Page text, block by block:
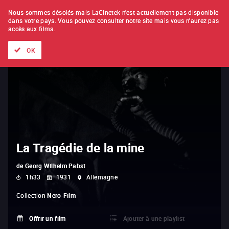
À L'UNITÉ ABONNEMENT
La Tragédie de la mine
de Georg Wilhelm Pabst
1h33
1931 Allemagne
CollectionNero-Film
Offrir un film Ajouter à une playlist
Nous sommes désolés mais LaCinetek n'est actuellement pas disponible
dans votre pays. Vous pouvez consulter notre site mais vous n'aurez pas
accès aux films.
OK